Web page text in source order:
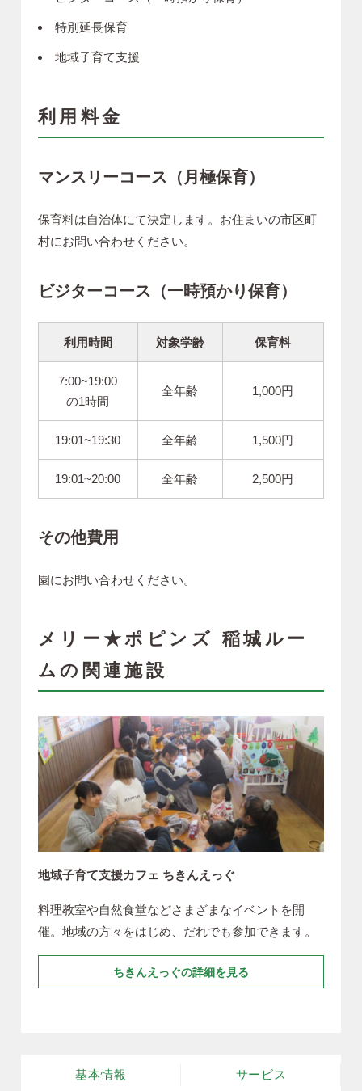
特別延長保育
地域子育て支援
利用料金
マンスリーコース（月極保育）
保育料は自治体にて決定します。お住まいの市区町
村にお問い合わせください。
ビジターコース（一時預かり保育）
利用時間 対象学齢 保育料
7:00~19:00
の1時間
全年齢 1,000円
19:01~19:30 全年齢 1,500円
19:01~20:00 全年齢 2,500円
その他費用
園にお問い合わせください。
メリー★ポピンズ 稲城ルー
ムの関連施設
地域子育て支援カフェ ちきんえっぐ
料理教室や自然食堂などさまざまなイベントを開
催。地域の方々をはじめ、だれでも参加できます。
ちきんえっぐの詳細を見る
基本情報 サービス